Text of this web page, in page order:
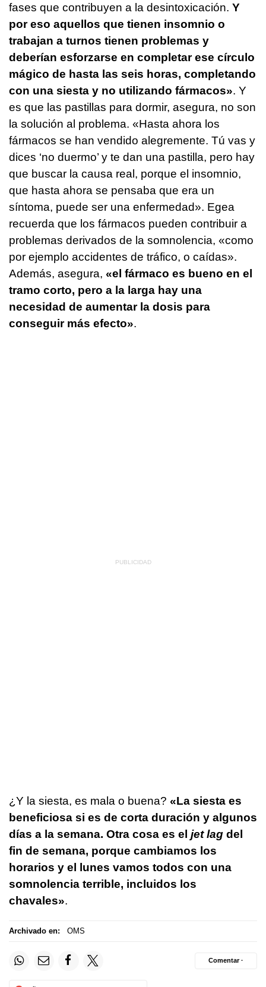
fases que contribuyen a la desintoxicación. Y
por eso aquellos que tienen insomnio o
trabajan a turnos tienen problemas y
deberían esforzarse en completar ese círculo
mágico de hasta las seis horas, completando
con una siesta y no utilizando fármacos». Y
es que las pastillas para dormir, asegura, no son
la solución al problema. «Hasta ahora los
fármacos se han vendido alegremente. Tú vas y
dices ‘no duermo’ y te dan una pastilla, pero hay
que buscar la causa real, porque el insomnio,
que hasta ahora se pensaba que era un
síntoma, puede ser una enfermedad». Egea
recuerda que los fármacos pueden contribuir a
problemas derivados de la somnolencia, «como
por ejemplo accidentes de tráfico, o caídas».
Además, asegura, «el fármaco es bueno en el
tramo corto, pero a la larga hay una
necesidad de aumentar la dosis para
conseguir más efecto».
¿Y la siesta, es mala o buena? «La siesta es
beneficiosa si es de corta duración y algunos
días a la semana. Otra cosa es el jet lag del
fin de semana, porque cambiamos los
horarios y el lunes vamos todos con una
somnolencia terrible, incluidos los
chavales».
Archivado en: OMS
Comentar ·